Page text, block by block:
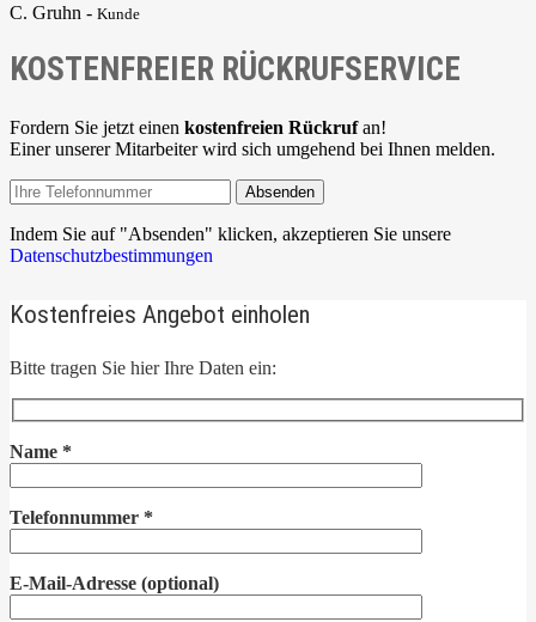
C. Gruhn - Kunde
KOSTENFREIER RÜCKRUFSERVICE
Fordern Sie jetzt einen kostenfreien Rückrufan!
Einer unserer Mitarbeiter wird sich umgehend bei Ihnen melden.
Absenden
Indem Sie auf "Absenden" klicken, akzeptieren Sie unsere
Datenschutzbestimmungen
Kostenfreies Angebot einholen
Bitte tragen Sie hier Ihre Daten ein:
Name *
Telefonnummer *
E-Mail-Adresse (optional)